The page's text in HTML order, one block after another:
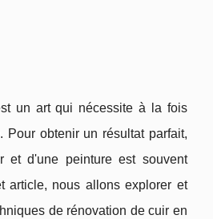
un art qui nécessite à la fois
Pour obtenir un résultat parfait,
et d'une peinture est souvent
article, nous allons explorer et
de rénovation de cuir en